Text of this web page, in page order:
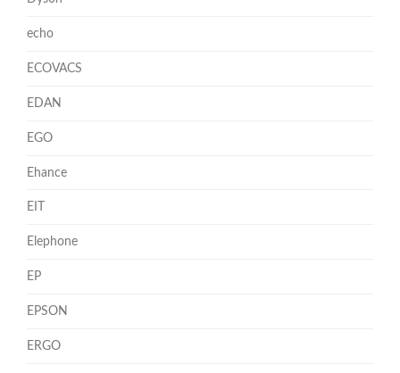
echo
ECOVACS
EDAN
EGO
Ehance
EIT
Elephone
EP
EPSON
ERGO